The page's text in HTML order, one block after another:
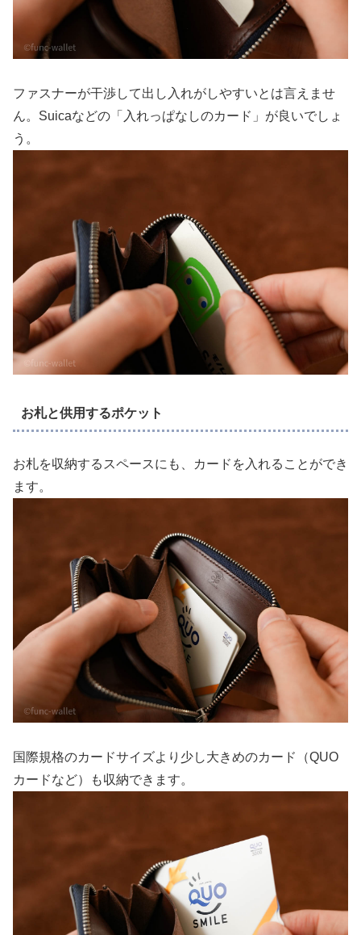
ファスナーが干渉して出し入れがしやすいとは言えませ
ん。Suicaなどの「入れっぱなしのカード」が良いでしょ
う。
お札と供用するポケット
お札を収納するスペースにも、カードを入れることができ
ます。
国際規格のカードサイズより少し大きめのカード（QUO
カードなど）も収納できます。